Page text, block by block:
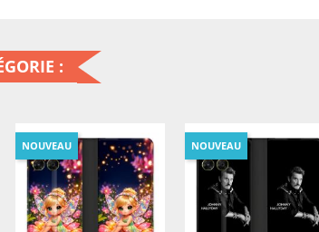
:
NOUVEAU NOUVEAU